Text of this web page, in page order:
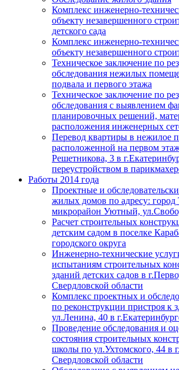
Комплекс инженерно-
объекту незавершенного
детского сада
Комплекс инженерно-
объекту незавершенного
Техническое заключение по
обследования нежилых
подвала и первого этажа
Техническое заключение по
обследования с выявлением
планировочных решений,
расположения инженерных
Перевод квартиры в нежилое
расположенной на первом
Решетникова, 3 в
переустройством в
Работы 2014 года
Проектные и
жилых домов по адресу: город
микрорайон Уютный,
Расчет строительных
детским садом в поселке
городского округа
Инженерно-технические
испытаниям строительных
зданий детских садов в
Свердловской области
Комплекс проектных и
по реконструкции пристроя к
ул.Ленина, 40 в
Проведение обследования и
состояния строительных
школы по ул.Ухтомского, 44 в
Свердловской области